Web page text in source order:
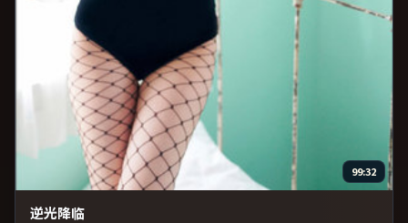
99:32
逆光降临